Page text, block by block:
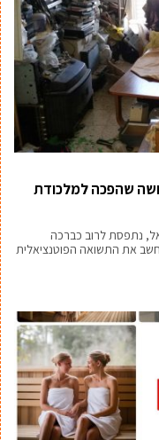
שהפכה למלכודת
נתפסת לרוב כברכה
את התשואה הפוטנציאלית